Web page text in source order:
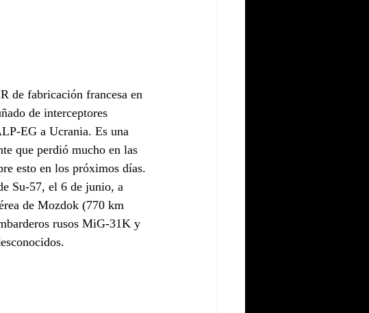
de fabricación francesa en
de interceptores
EG a Ucrania. Es una
que perdió mucho en las
esto en los próximos días.
Su-57, el 6 de junio, a
de Mozdok (770 km
rusos MiG-31K y